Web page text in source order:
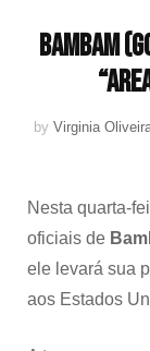
BamBam
by Virginia
Nesta quarta-
oficiais de
ele levará sua
aos Estados